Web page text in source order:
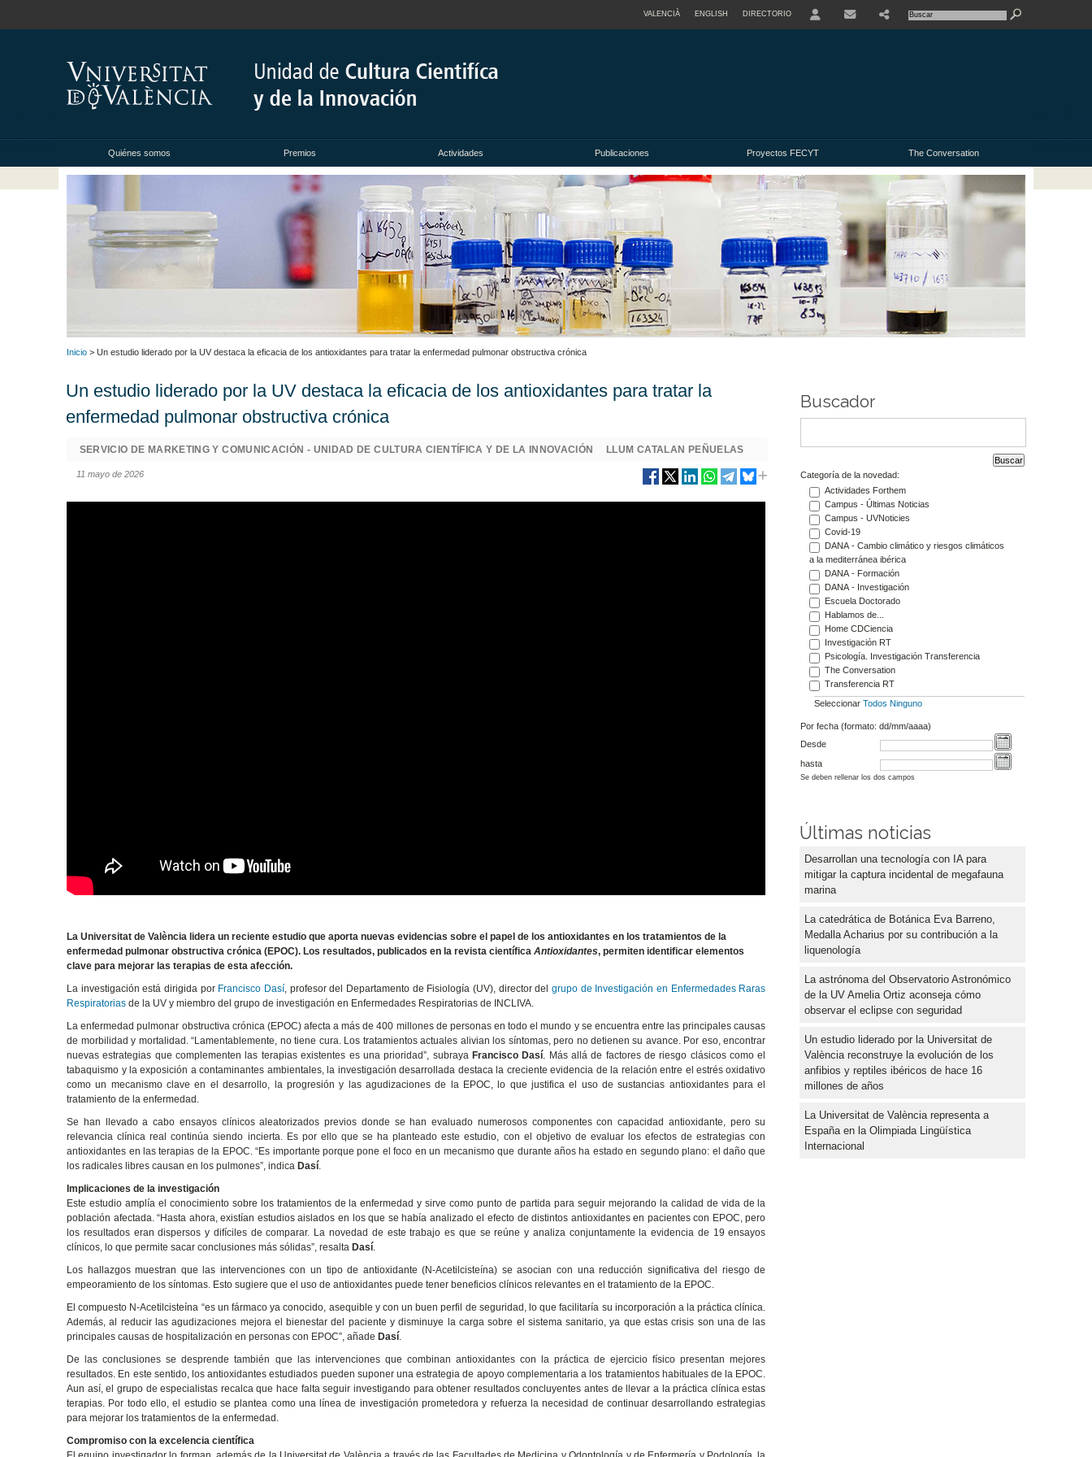
VALENCIÀ ENGLISH DIRECTORIO
Quiénes somos Premios Actividades Publicaciones Proyectos FECYT The Conversation
Inicio > Un estudio liderado por la UV destaca la eficacia de los antioxidantes para tratar la enfermedad pulmonar obstructiva crónica
Un estudio liderado por la UV destaca la eficacia de los antioxidantes para tratar la
enfermedad pulmonar obstructiva crónica
SERVICIO DE MARKETING Y COMUNICACIÓN - UNIDAD DE CULTURA CIENTÍFICA Y DE LA INNOVACIÓN LLUM CATALAN PEÑUELAS
11 mayo de 2026
La Universitat de València lidera un reciente estudio que aporta nuevas evidencias sobre el papel de los antioxidantes en los tratamientos de la
enfermedad pulmonar obstructiva crónica (EPOC). Los resultados, publicados en la revista científicaAntioxidantes, permiten identificar elementos
clave para mejorar las terapias de esta afección.
La investigación está dirigida por Francisco Dasí, profesor del Departamento de Fisiología (UV), director delgrupo de Investigación en Enfermedades Raras
Respiratorias de la UV y miembro del grupo de investigación en Enfermedades Respiratorias de INCLIVA.
La enfermedad pulmonar obstructiva crónica (EPOC) afecta a más de 400 millones de personas en todo el mundo y se encuentra entre las principales causas
de morbilidad y mortalidad. “Lamentablemente, no tiene cura. Los tratamientos actuales alivian los síntomas, pero no detienen su avance. Por eso, encontrar
nuevas estrategias que complementen las terapias existentes es una prioridad”, subraya Francisco Dasí. Más allá de factores de riesgo clásicos como el
tabaquismo y la exposición a contaminantes ambientales, la investigación desarrollada destaca la creciente evidencia de la relación entre el estrés oxidativo
como un mecanismo clave en el desarrollo, la progresión y las agudizaciones de la EPOC, lo que justifica el uso de sustancias antioxidantes para el
tratamiento de la enfermedad.
Se han llevado a cabo ensayos clínicos aleatorizados previos donde se han evaluado numerosos componentes con capacidad antioxidante, pero su
relevancia clínica real continúa siendo incierta. Es por ello que se ha planteado este estudio, con el objetivo de evaluar los efectos de estrategias con
antioxidantes en las terapias de la EPOC. “Es importante porque pone el foco en un mecanismo que durante años ha estado en segundo plano: el daño que
los radicales libres causan en los pulmones”, indicaDasí.
Implicaciones de la investigación
Este estudio amplía el conocimiento sobre los tratamientos de la enfermedad y sirve como punto de partida para seguir mejorando la calidad de vida de la
población afectada. “Hasta ahora, existían estudios aislados en los que se había analizado el efecto de distintos antioxidantes en pacientes con EPOC, pero
los resultados eran dispersos y difíciles de comparar. La novedad de este trabajo es que se reúne y analiza conjuntamente la evidencia de 19 ensayos
clínicos, lo que permite sacar conclusiones más sólidas”, resaltaDasí
Los hallazgos muestran que las intervenciones con un tipo de antioxidante (N-Acetilcisteína) se asocian con una reducción significativa del riesgo de
empeoramiento de los síntomas. Esto sugiere que el uso de antioxidantes puede tener beneficios clínicos relevantes en el tratamiento de la EPOC.
El compuesto N-Acetilcisteína “es un fármaco ya conocido, asequible y con un buen perfil de seguridad, lo que facilitaría su incorporación a la práctica clínica.
Además, al reducir las agudizaciones mejora el bienestar del paciente y disminuye la carga sobre el sistema sanitario, ya que estas crisis son una de las
principales causas de hospitalización en personas con EPOC”, añadeDasí
De las conclusiones se desprende también que las intervenciones que combinan antioxidantes con la práctica de ejercicio físico presentan mejores
resultados. En este sentido, los antioxidantes estudiados pueden suponer una estrategia de apoyo complementaria a los tratamientos habituales de la EPOC.
Aun así, el grupo de especialistas recalca que hace falta seguir investigando para obtener resultados concluyentes antes de llevar a la práctica clínica estas
terapias. Por todo ello, el estudio se plantea como una línea de investigación prometedora y refuerza la necesidad de continuar desarrollando estrategias
para mejorar los tratamientos de la enfermedad.
Compromiso con la excelencia científica
Buscador
Categoría de la novedad:
Actividades Forthem
Campus - Últimas Noticias
Campus - UVNoticies
Covid-19
DANA - Cambio climático y riesgos climáticos
a la mediterránea ibérica
DANA - Formación
DANA - Investigación
Escuela Doctorado
Hablamos de...
Home CDCiencia
Investigación RT
Psicología. Investigación Transferencia
The Conversation
Transferencia RT
Seleccionar Todos Ninguno
Por fecha (formato: dd/mm/aaaa)
Desde
hasta
Se deben rellenar los dos campos
Últimas noticias
Desarrollan una tecnología con IA para
mitigar la captura incidental de megafauna
marina
La catedrática de Botánica Eva Barreno,
Medalla Acharius por su contribución a la
liquenología
La astrónoma del Observatorio Astronómico
de la UV Amelia Ortiz aconseja cómo
observar el eclipse con seguridad
Un estudio liderado por la Universitat de
València reconstruye la evolución de los
anfibios y reptiles ibéricos de hace 16
millones de años
La Universitat de València representa a
España en la Olimpiada Lingüística
Internacional